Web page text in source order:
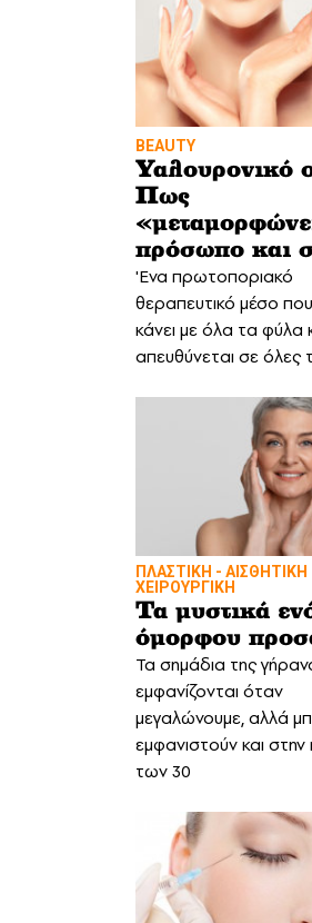
BEAUTY
Υαλουρονικό
Πως
πρόσωπο και
'Ενα πρωτοποριακό
θεραπευτικό μέσο που
κάνει με όλα τα φύλα
απευθύνεται σε όλες
ΠΛΑΣΤΙΚΗ - ΑΙΣΘΗΤΙΚΗ
ΧΕΙΡΟΥΡΓΙΚΗ
Τα μυστικά
όμορφου
Τα σημάδια της
εμφανίζονται όταν
μεγαλώνουμε, αλλά
εμφανιστούν και στην
των 30